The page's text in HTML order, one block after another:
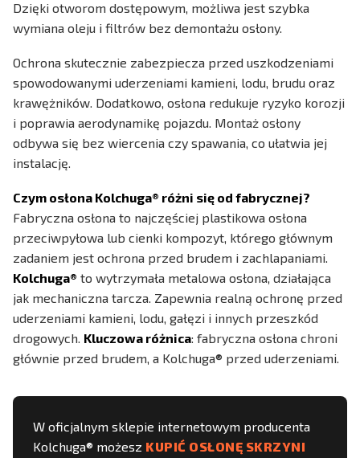
Dzięki otworom dostępowym, możliwa jest szybka
wymiana oleju i filtrów bez demontażu osłony.
Ochrona skutecznie zabezpiecza przed uszkodzeniami
spowodowanymi uderzeniami kamieni, lodu, brudu oraz
krawężników. Dodatkowo, osłona redukuje ryzyko korozji
i poprawia aerodynamikę pojazdu. Montaż osłony
odbywa się bez wiercenia czy spawania, co ułatwia jej
instalację.
Czym osłona Kolchuga® różni się od fabrycznej?
Fabryczna osłona to najczęściej plastikowa osłona
przeciwpyłowa lub cienki kompozyt, którego głównym
zadaniem jest ochrona przed brudem i zachlapaniami.
Kolchuga® to wytrzymała metalowa osłona, działająca
jak mechaniczna tarcza. Zapewnia realną ochronę przed
uderzeniami kamieni, lodu, gałęzi i innych przeszkód
drogowych. Kluczowa różnica: fabryczna osłona chroni
głównie przed brudem, a Kolchuga® przed uderzeniami.
W oficjalnym sklepie internetowym producenta
Kolchuga® możesz KUPIĆ OSŁONĘ SKRZYNI